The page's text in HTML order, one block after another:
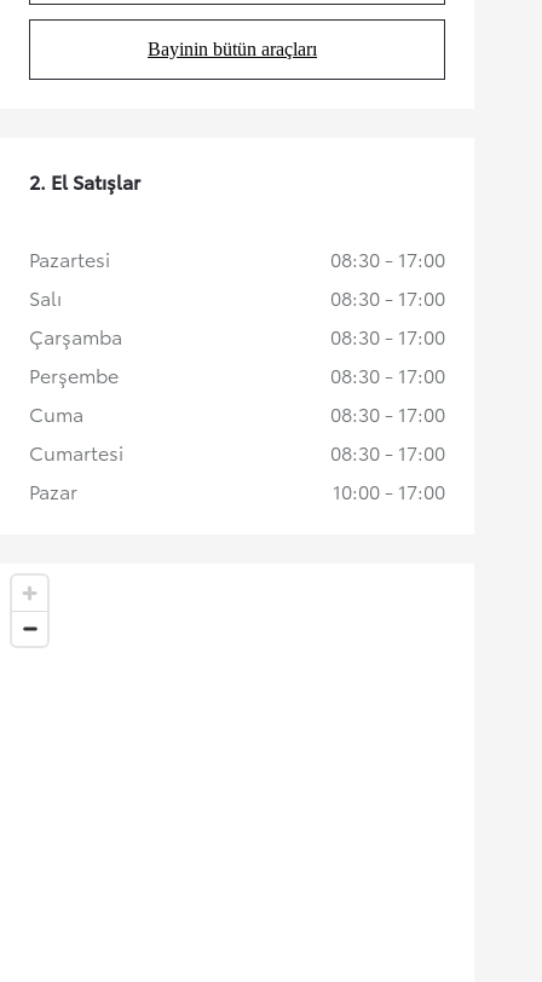
Bayinin bütün araçları
(Opens in new tab)
2. El Satışlar
Pazartesi
08:30 - 17:00
Salı
08:30 - 17:00
Çarşamba
08:30 - 17:00
Perşembe
08:30 - 17:00
Cuma
08:30 - 17:00
Cumartesi
08:30 - 17:00
Pazar
10:00 - 17:00